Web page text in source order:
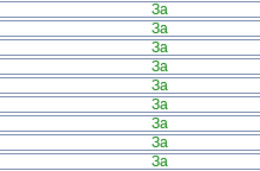
За
За
За
За
За
За
За
За
За